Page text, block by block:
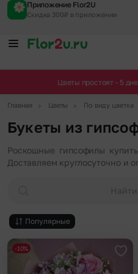
Приложение Flor2U
Скидка 300₽ в приложении
Цветы простоят - 5
Главная Цветы По виду цветка
Букеты из
Роскошные гипсофилы
Доставляем круглосуточно и
Популярные
-10%